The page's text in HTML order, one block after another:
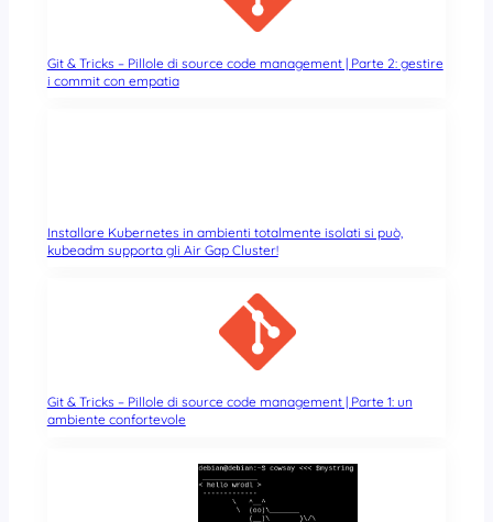
Git & Tricks – Pillole di source code management | Parte 2: gestire
i commit con empatia
Installare Kubernetes in ambienti totalmente isolati si può,
kubeadm supporta gli Air Gap Cluster!
Git & Tricks – Pillole di source code management | Parte 1: un
ambiente confortevole